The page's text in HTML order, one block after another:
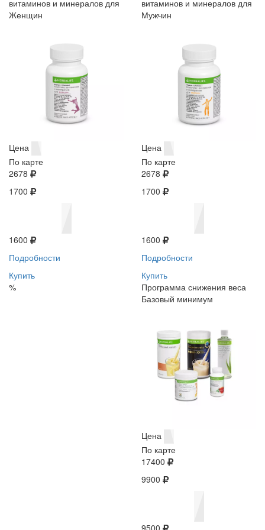
витаминов и минералов для
Женщин
Цена
По карте
2678
1700
1600
Подробности
Купить
%
витаминов и минералов для
Мужчин
Цена
По карте
2678
1700
1600
Подробности
Купить
Программа снижения веса
Базовый минимум
Цена
По карте
17400
9900